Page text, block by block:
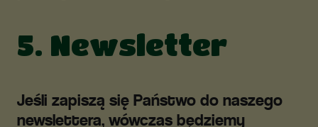
5. Newsletter
Jeśli zapiszą się Państwo do naszego
newslettera, wówczas będziemy